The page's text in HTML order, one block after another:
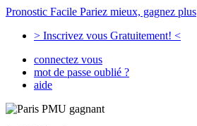
Pronostic Facile Pariez mieux, gagnez plus
> Inscrivez vous Gratuitement! <
connectez vous
mot de passe oublié ?
aide